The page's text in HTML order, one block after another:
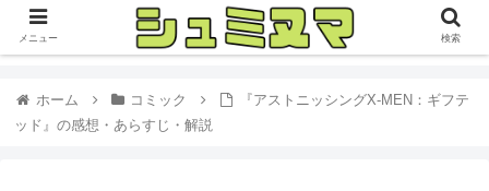
ホーム コミック
『アストニッシングX-MEN：ギフテ
ッド』の感想・あらすじ・解説
メニュー 検索